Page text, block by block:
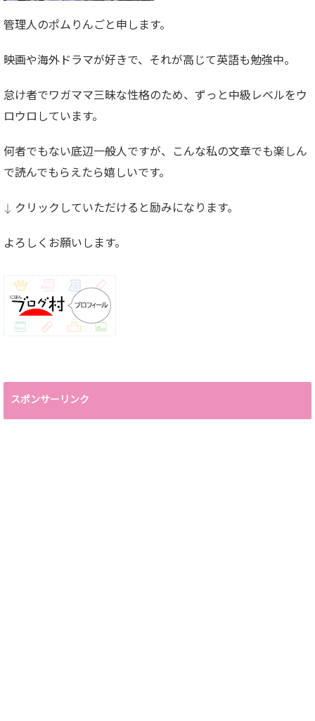
管理人のポムりんごと申します。
映画や海外ドラマが好きで、それが高じて英語も勉強中。
怠け者でワガママ三昧な性格のため、ずっと中級レベルをウ
ロウロしています。
何者でもない底辺一般人ですが、こんな私の文章でも楽しん
で読んでもらえたら嬉しいです。
↓ クリックしていただけると励みになります。
よろしくお願いします。
スポンサーリンク